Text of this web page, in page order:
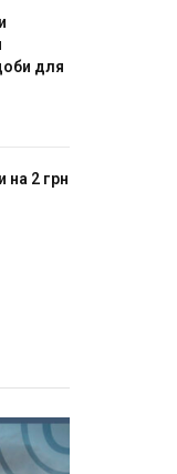
для
на 2 грн